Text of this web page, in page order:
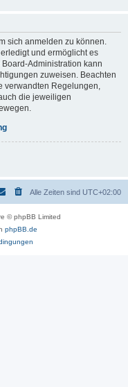
sich anmelden zu können.
und ermöglicht es
Administration kann
zuweisen. Beachten
verwandten Regelungen,
die jeweiligen
Alle Zeiten sind UTC+02:00
© phpBB Limited
phpBB.de